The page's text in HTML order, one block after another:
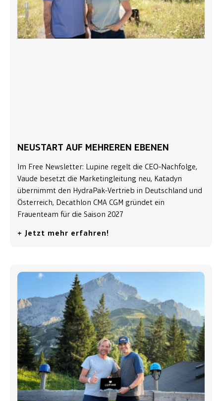
NEUSTART AUF MEHREREN EBENEN
Im Free Newsletter: Lupine regelt die CEO-Nachfolge,
Vaude besetzt die Marketingleitung neu, Katadyn
übernimmt den HydraPak-Vertrieb in Deutschland und
Österreich, Decathlon CMA CGM gründet ein
Frauenteam für die Saison 2027
+ Jetzt mehr erfahren!